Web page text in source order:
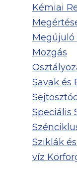
Kémiai
Megújuló
Mozgás
Savak és
Speciális
Sziklák
víz